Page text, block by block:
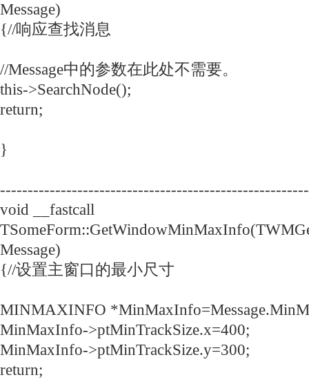
Message)
{//响应查找消息
//Message中的参数在此处不需要。
this->SearchNode();
return;
}
void __fastcall
Message)
{//设置主窗口的最小尺寸
MINMAXINFO
MinMaxInfo->ptMinTrackSize.x=400;
MinMaxInfo->ptMinTrackSize.y=300;
return;